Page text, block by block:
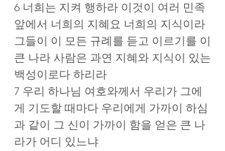
6 너희는 지켜 행하라 이것이 여러 민족
앞에서 너희의 지혜요 너희의 지식이라
그들이 이 모든 규례를 듣고 이르기를 이
큰 나라 사람은 과연 지혜와 지식이 있는
백성이로다 하리라
7 우리 하나님 여호와께서 우리가 그에
게 기도할 때마다 우리에게 가까이 하심
과 같이 그 신이 가까이 함을 얻은 큰 나
라가 어디 있느냐